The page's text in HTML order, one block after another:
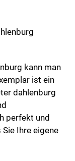
kann man
ist ein
dahlenburg
perfekt und
Ihre eigene